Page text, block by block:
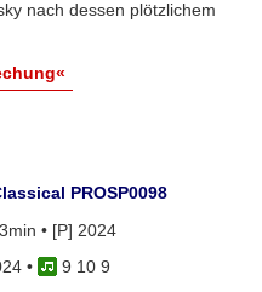
nach dessen plötzlichem
PROSP0098
• [P] 2024
•
9 10 9